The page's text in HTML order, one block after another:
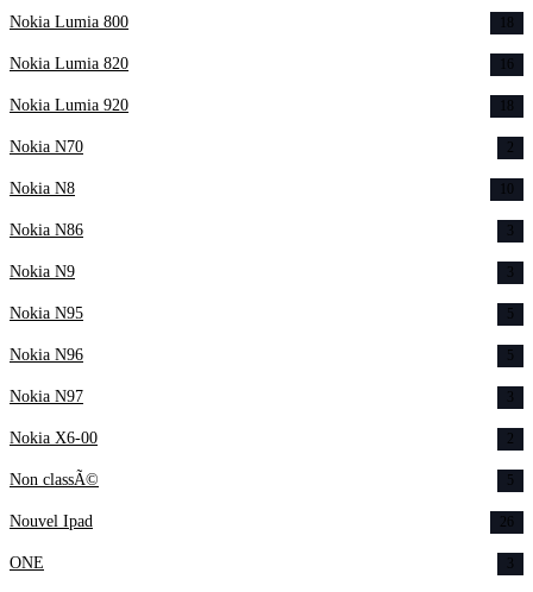
Nokia Lumia 800 18
Nokia Lumia 820 16
Nokia Lumia 920 18
Nokia N70 2
Nokia N8 10
Nokia N86 3
Nokia N9 3
Nokia N95 5
Nokia N96 5
Nokia N97 3
Nokia X6-00 2
Non classÃ© 5
Nouvel Ipad 26
ONE 3